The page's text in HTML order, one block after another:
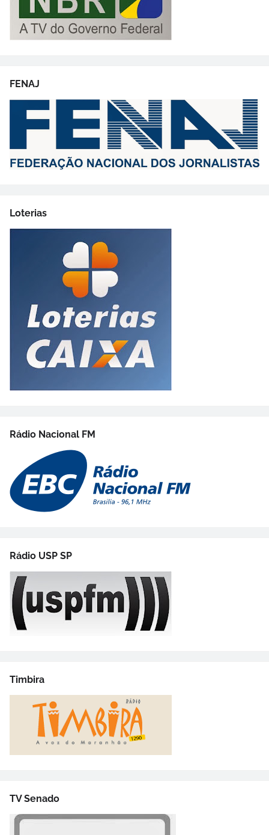
FENAJ
Loterias
Rádio Nacional FM
Rádio USP SP
Timbira
TV Senado